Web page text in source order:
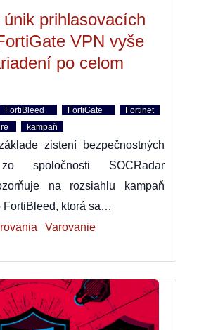
prihlasovacích
VPN vyše
po celom
FortiBleed FortiGate
Fortinet
kampaň
zistení bezpečnostných
spoločnosti SOCRadar
na rozsiahlu kampaň
FortiBleed, ktorá sa…
Varovanie